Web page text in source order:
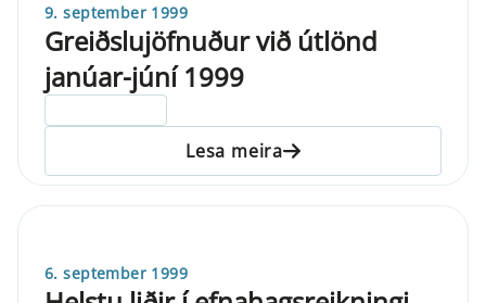
9. september 1999
Greiðslujöfnuður við útlönd
janúar-júní 1999
Lesa meira
6. september 1999